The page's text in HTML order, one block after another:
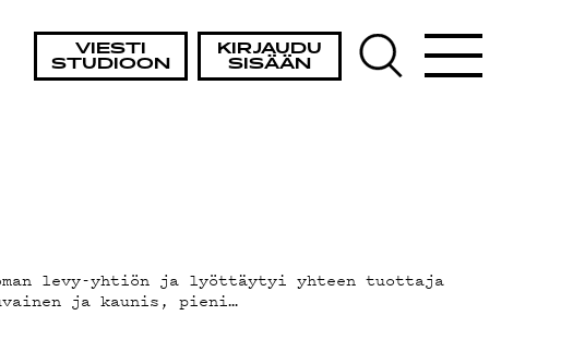
VIESTI
STUDIOON
KIRJAUDU
SISÄÄN
oman levy-yhtiön ja lyöttäytyi yhteen tuottaja
ja kaunis, pieni…